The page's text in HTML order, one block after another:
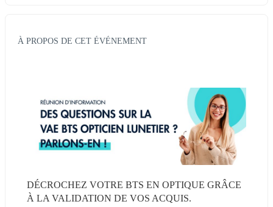
À PROPOS DE CET ÉVÉNEMENT
DÉCROCHEZ VOTRE BTS EN OPTIQUE GRÂCE
À LA VALIDATION DE VOS ACQUIS.